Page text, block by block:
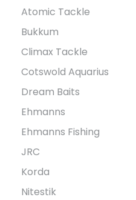
Atomic Tackle
Bukkum
Climax Tackle
Cotswold Aquarius
Dream Baits
Ehmanns
Ehmanns Fishing
JRC
Korda
Nitestik